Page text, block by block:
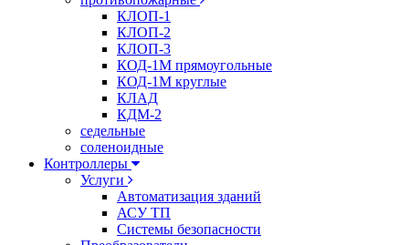
КЛОП-1
КЛОП-2
КЛОП-3
КОД-1М прямоугольные
КОД-1М круглые
КЛАД
КДМ-2
седельные
соленоидные
Контроллеры
Услуги
Автоматизация зданий
АСУ ТП
Системы безопасности